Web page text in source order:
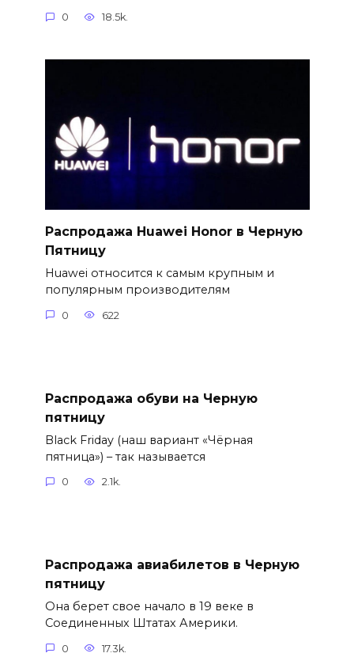
0 18.5k.
Распродажа Huawei Honor в Черную
Пятницу
Huawei относится к самым крупным и
популярным производителям
0 622
Распродажа обуви на Черную
пятницу
Black Friday (наш вариант «Чёрная
пятница») – так называется
0 2.1k.
Распродажа авиабилетов в Черную
пятницу
Она берет свое начало в 19 веке в
Соединенных Штатах Америки.
0 17.3k.